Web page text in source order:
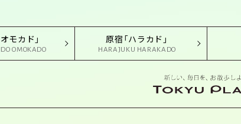
モカド」
OMOKADO
原宿「ハラカド」
HARAJUKU HARAKADO